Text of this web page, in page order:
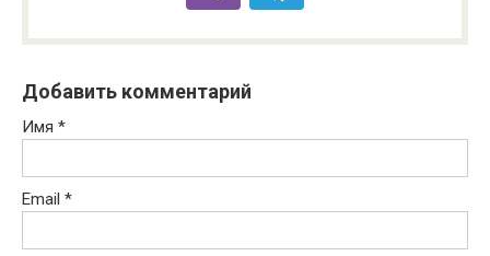
Добавить комментарий
Имя *
Email *